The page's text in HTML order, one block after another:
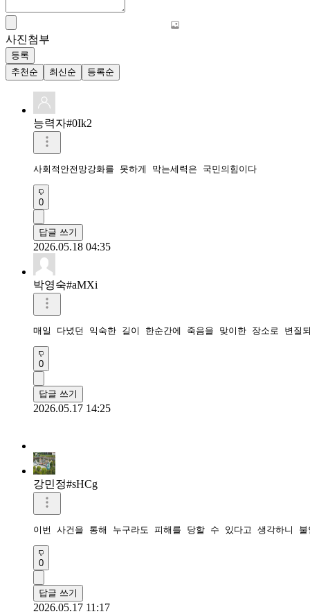
사진첨부
등록
추천순
최신순 등록순
능력자#0Ik2
사회적안전망강화를 못하게 막는세력은 국민의힘이다
0
답글 쓰기
2026.05.18 04:35
박영숙#aMXi
매일 다녔던 익숙한 길이 한순간에 죽음을 맞이한 장소로 변
0
답글 쓰기
2026.05.17 14:25
강민정#sHCg
이번 사건을 통해 누구라도 피해를 당할 수 있다고 생각하니
0
답글 쓰기
2026.05.17 11:17